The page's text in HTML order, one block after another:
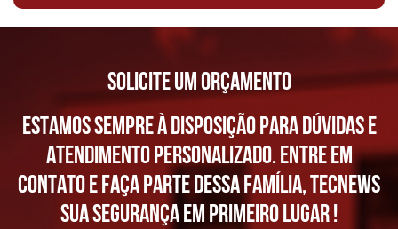
SOLICITE UM ORÇAMENTO
ESTAMOS SEMPRE À DISPOSIÇÃO PARA DÚVIDAS E
ATENDIMENTO PERSONALIZADO. ENTRE EM
CONTATO E FAÇA PARTE DESSA FAMÍLIA, TECNEWS
SUA SEGURANÇA EM PRIMEIRO LUGAR !